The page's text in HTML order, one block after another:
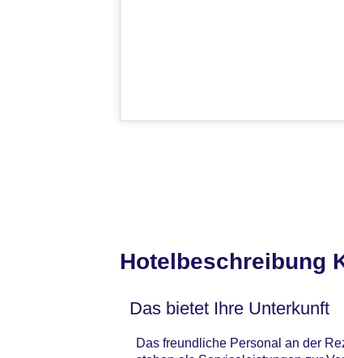
Hotelbeschreibung
Das bietet Ihre Unterkunft
Das freundliche Personal an der